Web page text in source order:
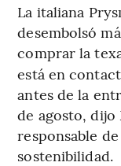
La italiana
desembolsó
comprar la
está en
antes de la
de agosto,
responsable
sostenibilidad.